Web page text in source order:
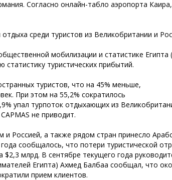
Согласно онлайн-табло аэропорта
среди туристов из Великобритании и
мобилизации и статистике Египта
туристических прибытий.
туристов, чтона 45% меньше,
При этом на 55,2% сократилось
упал турпоток отдыхающих из
не приводит.
Россией, а также рядом стран принесло
сообщалось, что потери туристической
млрд. В сентябре текущего года
Египта) Ахмед Балбаа сообщал, что
прием клиентов.